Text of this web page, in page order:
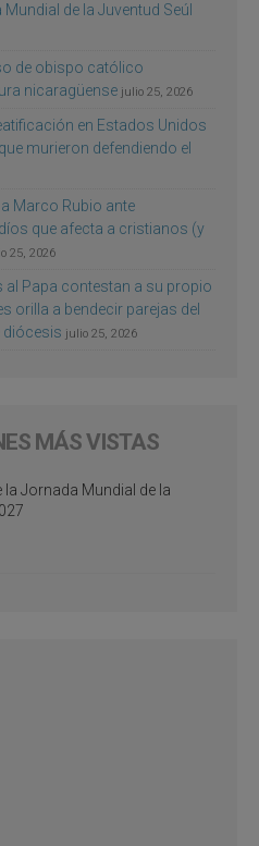
de la Juventud Seúl
de obispo católico
nicaragüense julio 25, 2026
en Estados Unidos
murieron defendiendo el
Marco Rubio ante
que afecta a cristianos (y
25, 2026
al Papa contestan a su propio
orilla a bendecir parejas del
diócesis julio 25, 2026
MÁS VISTAS
Jornada Mundial de la